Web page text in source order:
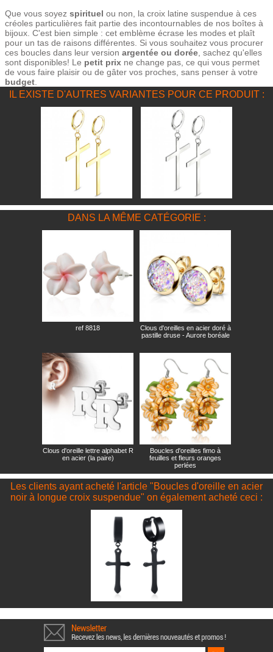
Que vous soyez spirituel ou non, la croix latine suspendue à ces
créoles particulières fait partie des incontournables de nos boîtes à
bijoux. C'est bien simple : cet emblème écrase les modes et plaît
pour un tas de raisons différentes. Si vous souhaitez vous procurer
ces boucles dans leur version argentée ou dorée, sachez qu'elles
sont disponibles! Le petit prix ne change pas, ce qui vous permet
de vous faire plaisir ou de gâter vos proches, sans penser à votre
budget.
IL EXISTE D'AUTRES VARIANTES POUR CE PRODUIT :
DANS LA MÊME CATÉGORIE :
ref 8818
Clous d'oreilles en acier doré à
pastille druse - Aurore boréale
Clous d'oreille lettre alphabet R
en acier (la paire)
Boucles d'oreilles fimo à
feuilles et fleurs oranges
perlées
Les clients ayant acheté l'article "Boucles d'oreille en acier
noir à longue croix suspendue" on également acheté ceci :